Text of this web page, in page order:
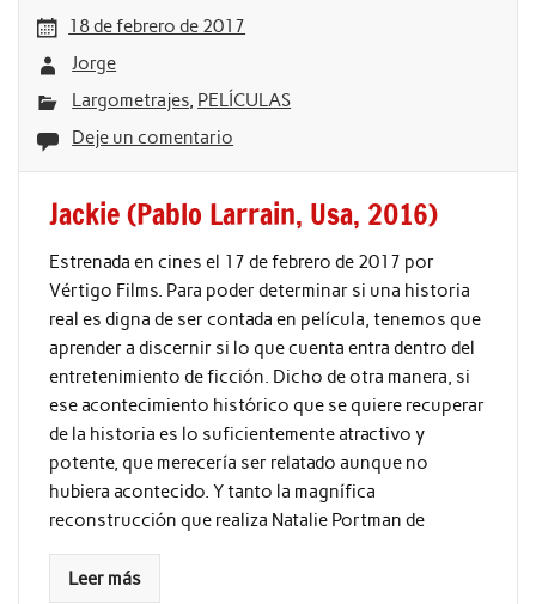
18 de febrero de 2017
Jorge
Largometrajes, PELÍCULAS
Deje un comentario
Jackie (Pablo Larrain, Usa, 2016)
Estrenada en cines el 17 de febrero de 2017 por
Vértigo Films. Para poder determinar si una historia
real es digna de ser contada en película, tenemos que
aprender a discernir si lo que cuenta entra dentro del
entretenimiento de ficción. Dicho de otra manera, si
ese acontecimiento histórico que se quiere recuperar
de la historia es lo suficientemente atractivo y
potente, que merecería ser relatado aunque no
hubiera acontecido. Y tanto la magnífica
reconstrucción que realiza Natalie Portman de
Leer más